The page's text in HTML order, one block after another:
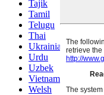
Tajik
Tamil
Telugu
Thai
Ukrainian
Urdu
Uzbek
Vietnamese
Welsh